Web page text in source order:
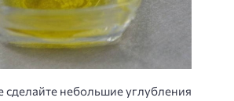
сделайте небольшие углубления